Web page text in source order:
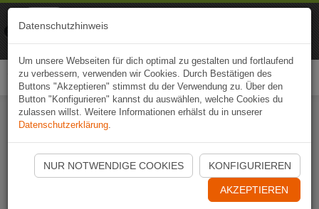
Naviki App jetzt öffnen
Datenschutzhinweis
Um unsere Webseiten für dich optimal zu gestalten und fortlaufend
zu verbessern, verwenden wir Cookies. Durch Bestätigen des
Buttons "Akzeptieren" stimmst du der Verwendung zu. Über den
Button "Konfigurieren" kannst du auswählen, welche Cookies du
zulassen willst. Weitere Informationen erhälst du in unserer
Datenschutzerklärung.
NUR NOTWENDIGE COOKIES KONFIGURIEREN
AKZEPTIEREN
Naviki